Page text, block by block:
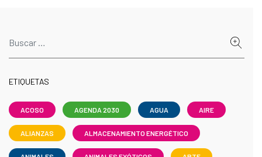
ETIQUETAS
ACOSO AGENDA 2030 AGUA AIRE
ALIANZAS ALMACENAMIENTO ENERGÉTICO